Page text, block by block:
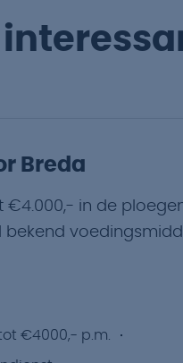
Breda
€4.000,- in de
bekend
€4000,- p.m.